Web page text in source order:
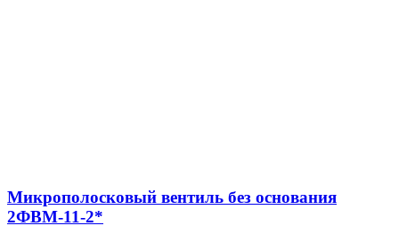
Микрополосковый вентиль без основания
2ФВМ-11-2*